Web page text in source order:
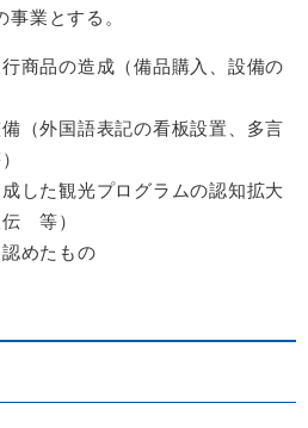
業とする。
商品の造成（備品購入、設備の
（外国語表記の看板設置、多言
した観光プログラムの認知拡大
伝 等）
めたもの